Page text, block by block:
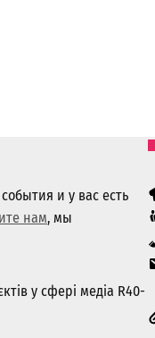
и у вас есть
нам, мы
у сфері медіа R40-